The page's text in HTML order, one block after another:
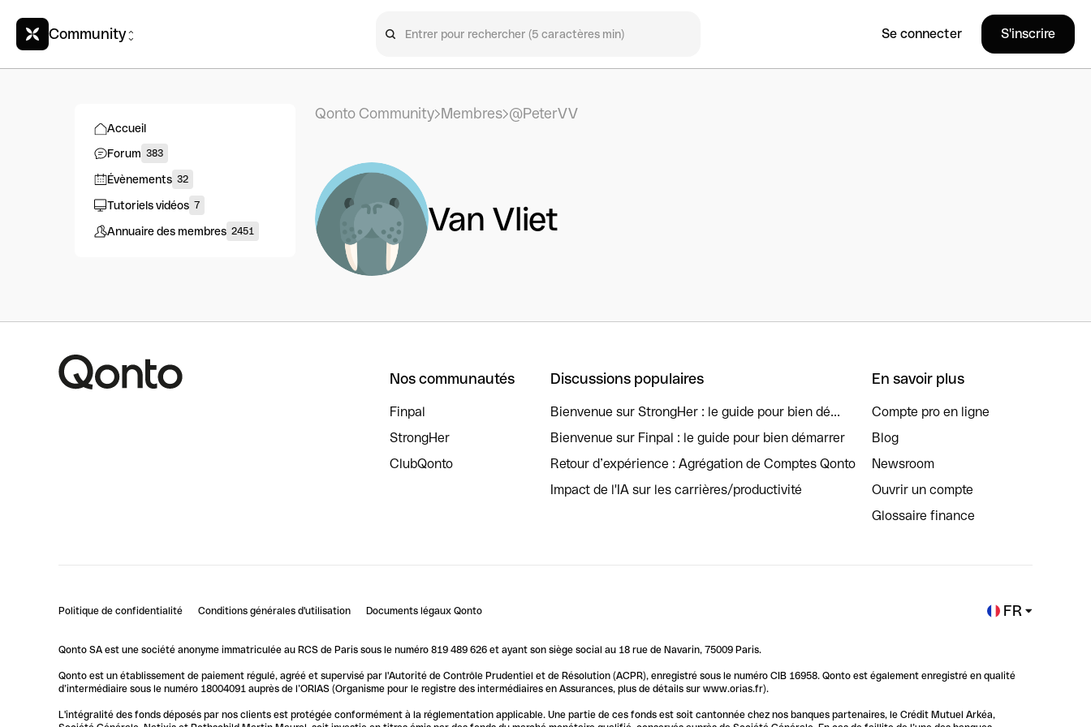
Community Se connecter S'inscrire
Accueil
Forum 383
Évènements 32
Tutoriels vidéos 7
Annuaire des membres 2451
Qonto Community Membres @PeterVV
Van Vliet
Nos communautés
Finpal
StrongHer
ClubQonto
Discussions populaires
Bienvenue sur StrongHer : le guide pour bien dé...
Bienvenue sur Finpal : le guide pour bien démarrer
Retour d’expérience : Agrégation de Comptes Qonto
Impact de l'IA sur les carrières/productivité
En savoir plus
Compte pro en ligne
Blog
Newsroom
Ouvrir un compte
Glossaire finance
Politique de confidentialité Conditions générales d'utilisation Documents légaux Qonto FR
Qonto SA est une société anonyme immatriculée au RCS de Paris sous le numéro 819 489 626 et ayant son siège social au 18 rue de Navarin, 75009 Paris.
Qonto est un établissement de paiement régulé, agréé et supervisé par l'Autorité de Contrôle Prudentiel et de Résolution (ACPR), enregistré sous le numéro CIB 16958. Qonto est également enregistré en qualité
d’intermédiaire sous le numéro 18004091 auprès de l’ORIAS (Organisme pour le registre des intermédiaires en Assurances, plus de détails sur www.orias.fr).
L'intégralité des fonds déposés par nos clients est protégée conformément à la réglementation applicable. Une partie de ces fonds est soit cantonnée chez nos banques partenaires, le Crédit Mutuel Arkéa,